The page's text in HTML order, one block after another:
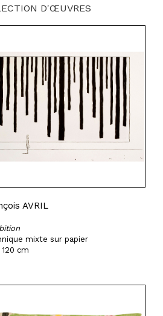
D'ŒUVRES
AVRIL
mixte sur papier
cm